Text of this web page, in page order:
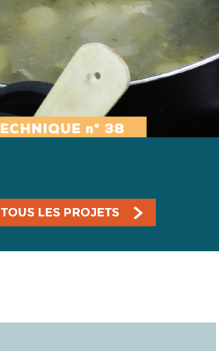
TOUS LES PROJETS